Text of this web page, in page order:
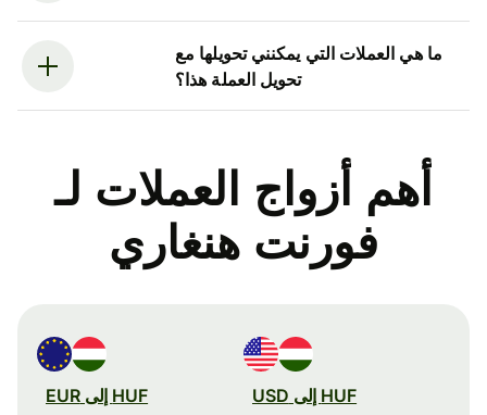
ما هي العملات التي يمكنني تحويلها مع
تحويل العملة هذا؟
أهم أزواج العملات لـ
فورنت هنغاري
HUF إلى USD HUF إلى EUR